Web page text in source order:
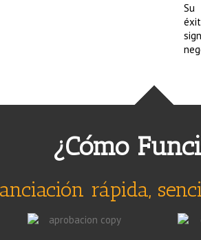
Su
¿Cómo
rápida,